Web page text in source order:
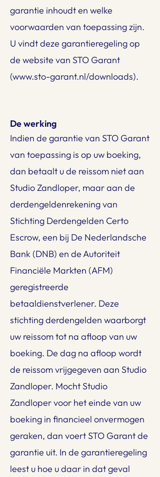
garantie inhoudt en welke
voorwaarden van toepassing zijn.
U vindt deze garantieregeling op
de website van STO Garant
(www.sto-garant.nl/downloads).
De werking
Indien de garantie van STO Garant
van toepassing is op uw boeking,
dan betaalt u de reissom niet aan
Studio Zandloper, maar aan de
derdengeldenrekening van
Stichting Derdengelden Certo
Escrow, een bij De Nederlandsche
Bank (DNB) en de Autoriteit
Financiële Markten (AFM)
geregistreerde
betaaldienstverlener. Deze
stichting derdengelden waarborgt
uw reissom tot na afloop van uw
boeking. De dag na afloop wordt
de reissom vrijgegeven aan Studio
Zandloper. Mocht Studio
Zandloper voor het einde van uw
boeking in financieel onvermogen
geraken, dan voert STO Garant de
garantie uit. In de garantieregeling
leest u hoe u daar in dat geval